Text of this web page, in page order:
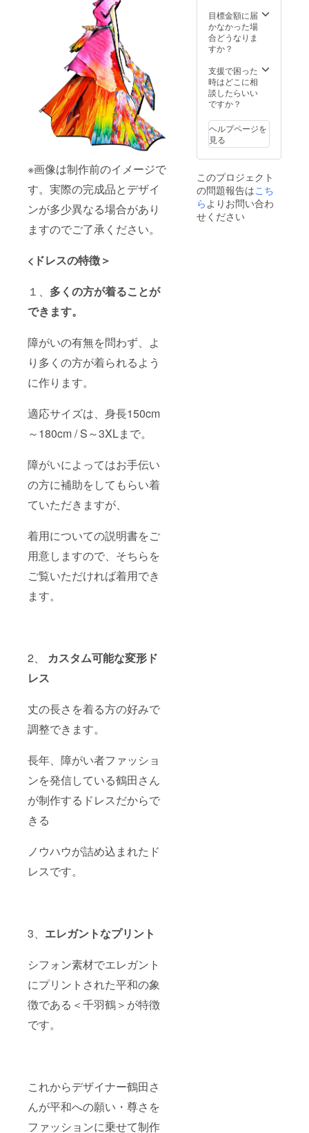
※画像は制作前のイメージで
す。実際の完成品とデザイ
ンが多少異なる場合があり
ますのでご了承ください。
<ドレスの特徴＞
１、 多くの方が着ることが
できます。
障がいの有無を問わず、よ
り多くの方が着られるよう
に作ります。
適応サイズは、身長150cm
～180cm / S～3XLまで。
障がいによってはお手伝い
の方に補助をしてもらい着
ていただきますが、
着用についての説明書をご
用意しますので、そちらを
ご覧いただければ着用でき
ます。
2、
カスタム可能な変形ド
レス
丈の長さを着る方の好みで
調整できます。
長年、障がい者ファッショ
ンを発信している鶴田さん
が制作するドレスだからで
きる
ノウハウが詰め込まれたド
レスです。
3、 エレガントなプリント
シフォン素材でエレガント
にプリントされた平和の象
徴である＜千羽鶴＞が特徴
です。
これからデザイナー鶴田さ
んが平和への願い・尊さを
ファッションに乗せて制作
る
「SPO
RTS of
HEART
東京・
大分両
イベン
ト会場
「Heart
fulボー
ド」を
設置し
来場者
の皆さ
まやラ
イブ配
信時に
配送日
数は、
含まれ
ませ
例）大
阪の方
へのレ
ンタル
合
10/25ド
レス発
送
着 お
使いい
ただけ
る期
間
目標金額に届
かなかった場
合どうなりま
すか？
支援で困った
時はどこに相
談したらいい
ですか？
ヘルプページを
見る
このプロジェクト
の問題報告はこち
らよりお問い合わ
せください